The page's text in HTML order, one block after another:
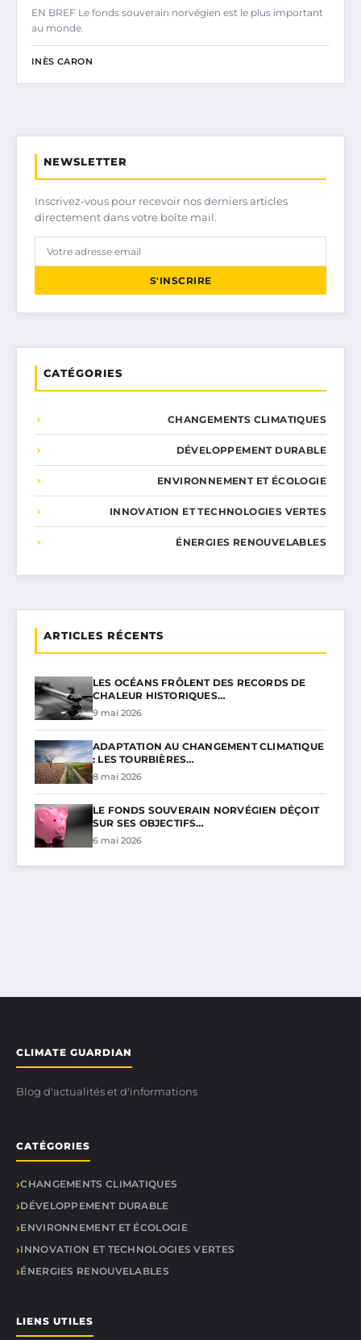
EN BREF Le fonds souverain norvégien est le plus important
au monde.
INÈS CARON
NEWSLETTER
Inscrivez-vous pour recevoir nos derniers articles
directement dans votre boîte mail.
S'INSCRIRE
CATÉGORIES
CHANGEMENTS CLIMATIQUES
DÉVELOPPEMENT DURABLE
ENVIRONNEMENT ET ÉCOLOGIE
INNOVATION ET TECHNOLOGIES VERTES
ÉNERGIES RENOUVELABLES
ARTICLES RÉCENTS
LES OCÉANS FRÔLENT DES RECORDS DE
CHALEUR HISTORIQUES…
9 mai 2026
ADAPTATION AU CHANGEMENT CLIMATIQUE
: LES TOURBIÈRES…
8 mai 2026
LE FONDS SOUVERAIN NORVÉGIEN DÉÇOIT
SUR SES OBJECTIFS…
6 mai 2026
CLIMATE GUARDIAN
Blog d'actualités et d'informations
CATÉGORIES
CHANGEMENTS CLIMATIQUES
DÉVELOPPEMENT DURABLE
ENVIRONNEMENT ET ÉCOLOGIE
INNOVATION ET TECHNOLOGIES VERTES
ÉNERGIES RENOUVELABLES
LIENS UTILES